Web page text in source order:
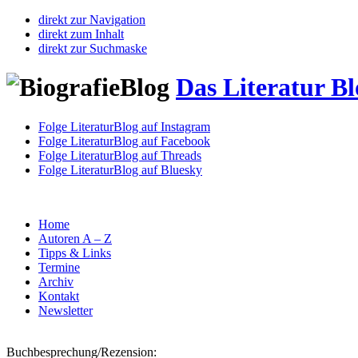
direkt zur Navigation
direkt zum Inhalt
direkt zur Suchmaske
Das Literatur
Folge LiteraturBlog auf Instagram
Folge LiteraturBlog auf Facebook
Folge LiteraturBlog auf Threads
Folge LiteraturBlog auf Bluesky
Home
Autoren A – Z
Tipps & Links
Termine
Archiv
Kontakt
Newsletter
Buchbesprechung/Rezension: